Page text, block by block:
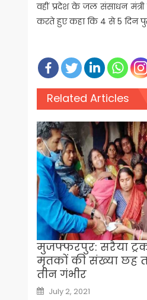
वहीं प्रदेश के जल संसाधन
करते हुए कहा कि 4 से 5 दिन
Related Articles
मुजफ्फरपुर: सरैया
मृतकों की संख्या छह
तीन गंभीर
Posted
on
July 2, 2021